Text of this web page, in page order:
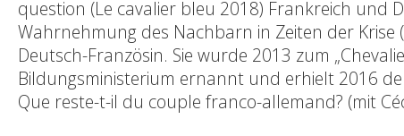
question (Le cavalier bleu 2018) Frankreich und
Wahrnehmung des Nachbarn in Zeiten der Krise
Deutsch-Französin. Sie wurde 2013 zum
Bildungsministerium ernannt und erhielt 2016
Que reste-t-il du couple franco-allemand? (mit